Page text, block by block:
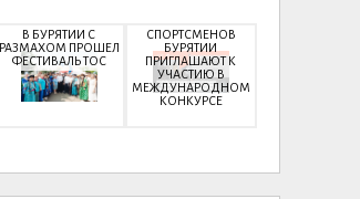
В БУРЯТИИ С
РАЗМАХОМ ПРОШЕЛ
ФЕСТИВАЛЬ ТОС
СПОРТСМЕНОВ
БУРЯТИИ
ПРИГЛАШАЮТ К
УЧАСТИЮ В
МЕЖДУНАРОДНОМ
КОНКУРСЕ